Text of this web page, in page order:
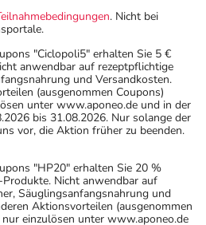
. Nicht bei
"Ciclopoli5" erhalten Sie 5 €
anwendbar auf rezeptpflichtige
und Versandkosten.
(ausgenommen Coupons)
unter www.aponeo.de und in der
bis 31.08.2026. Nur solange der
vor, die Aktion früher zu beenden.
"HP20" erhalten Sie 20 %
Nicht anwendbar auf
Säuglingsanfangsnahrung und
Aktionsvorteilen (ausgenommen
einzulösen unter www.aponeo.de